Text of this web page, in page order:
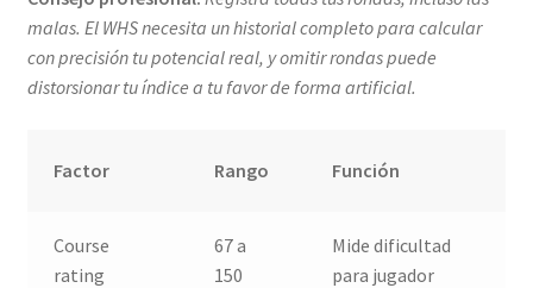
malas. El WHS necesita un historial completo para calcular
con precisión tu potencial real, y omitir rondas puede
distorsionar tu índice a tu favor de forma artificial.
Factor Rango Función
Course
rating
67 a
150
Mide dificultad
para jugador